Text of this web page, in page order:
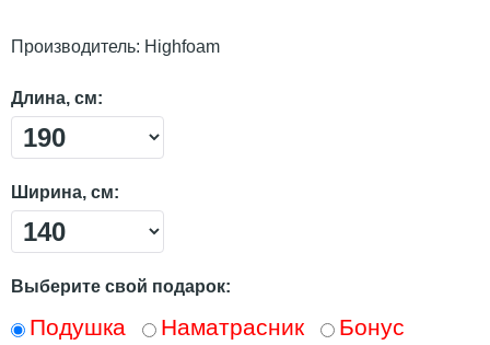
Производитель: Highfoam
Длина, см:
Ширина, см:
Выберите свой подарок:
Подушка Наматрасник Бонус